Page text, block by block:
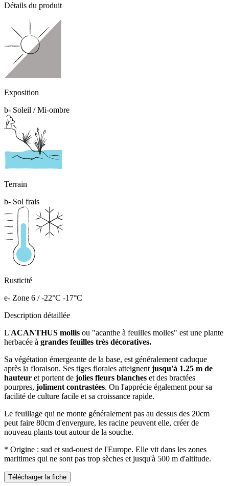
Détails du produit
Exposition
b- Soleil / Mi-ombre
Terrain
b- Sol frais
Rusticité
e- Zone 6 / -22°C -17°C
Description détaillée
L'ACANTHUS mollis ou "acanthe à feuilles molles" est une plante
herbacée à grandes feuilles très décoratives.
Sa végétation émergeante de la base, est généralement caduque
après la floraison. Ses tiges florales atteignent jusqu'à 1.25 m de
hauteur et portent de jolies fleurs blanches et des bractées
pourpres, joliment contrastées. On l'apprécie également pour sa
facilité de culture facile et sa croissance rapide.
Le feuillage qui ne monte généralement pas au dessus des 20cm
peut faire 80cm d'envergure, les racine peuvent elle, créer de
nouveau plants tout autour de la souche.
* Origine : sud et sud-ouest de l'Europe. Elle vit dans les zones
maritimes qui ne sont pas trop sèches et jusqu'à 500 m d'altitude.
Télécharger la fiche